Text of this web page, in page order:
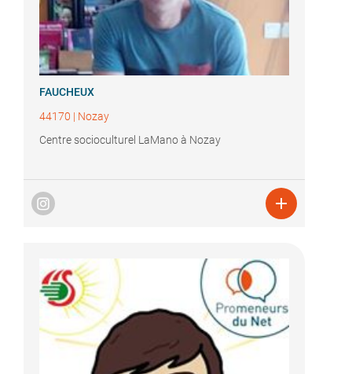
FAUCHEUX
44170 | Nozay
Centre socioculturel LaMano à Nozay
